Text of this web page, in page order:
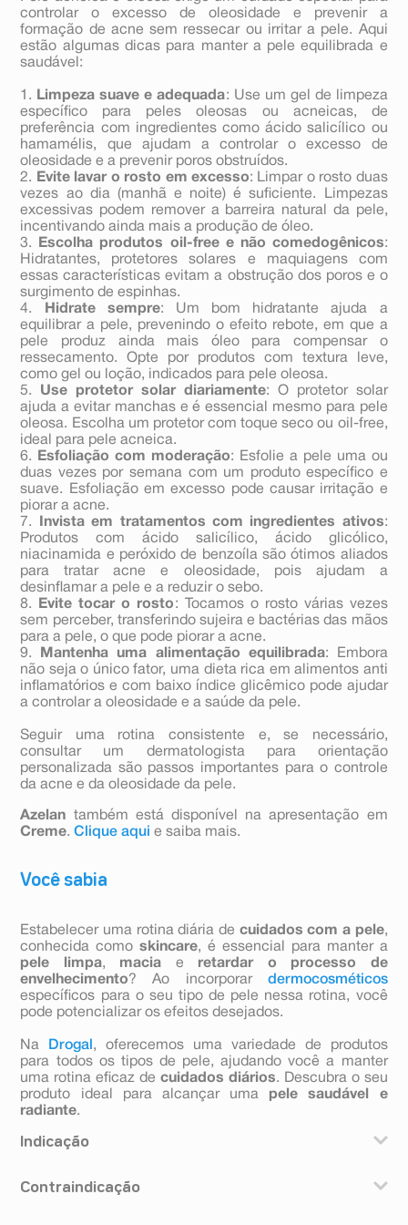
controlar o excesso de oleosidade e prevenir a
formação de acne sem ressecar ou irritar a pele. Aqui
estão algumas dicas para manter a pele equilibrada e
saudável:
1. Limpeza suave e adequada: Use um gel de limpeza
específico para peles oleosas ou acneicas, de
preferência com ingredientes como ácido salicílico ou
hamamélis, que ajudam a controlar o excesso de
oleosidade e a prevenir poros obstruídos.
2.
Evite lavar o rosto em excesso: Limpar o rosto duas
vezes ao dia (manhã e noite) é suficiente. Limpezas
excessivas podem remover a barreira natural da pele,
incentivando ainda mais a produção de óleo.
3.
Escolha produtos oil-free e não comedogênicos:
Hidratantes, protetores solares e maquiagens com
essas características evitam a obstrução dos poros e o
surgimento de espinhas.
4.
Hidrate sempre: Um bom hidratante ajuda a
equilibrar a pele, prevenindo o efeito rebote, em que a
pele produz ainda mais óleo para compensar o
ressecamento. Opte por produtos com textura leve,
como gel ou loção, indicados para pele oleosa.
5. Use protetor solar diariamente: O protetor solar
ajuda a evitar manchas e é essencial mesmo para pele
oleosa. Escolha um protetor com toque seco ou oil-free,
ideal para pele acneica.
6.
Esfoliação com moderação: Esfolie a pele uma ou
duas vezes por semana com um produto específico e
suave. Esfoliação em excesso pode causar irritação e
piorar a acne.
7.
Invista em tratamentos com ingredientes ativos:
Produtos com ácido salicílico, ácido glicólico,
niacinamida e peróxido de benzoíla são ótimos aliados
para tratar acne e oleosidade, pois ajudam a
desinflamar a pele e a reduzir o sebo.
8.
Evite tocar o rosto : Tocamos o rosto várias vezes
sem perceber, transferindo sujeira e bactérias das mãos
para a pele, o que pode piorar a acne.
9.
Mantenha uma alimentação equilibrada: Embora
não seja o único fator, uma dieta rica em alimentos anti
inflamatórios e com baixo índice glicêmico pode ajudar
a controlar a oleosidade e a saúde da pele.
Seguir uma rotina consistente e, se necessário,
consultar um dermatologista para orientação
personalizada são passos importantes para o controle
da acne e da oleosidade da pele.
Azelan também está disponível na apresentação em
Creme.Clique aqui e saiba mais.
Você sabia
Estabelecer uma rotina diária de cuidados com a pele,
conhecida comoskincare, é essencial para manter a
pele limpa, macia e retardar o processo de
envelhecimento? Ao incorporar dermocosméticos
específicos para o seu tipo de pele nessa rotina, você
pode potencializar os efeitos desejados.
Na Drogal , oferecemos uma variedade de produtos
para todos os tipos de pele, ajudando você a manter
uma rotina eficaz de cuidados diários. Descubra o seu
produto ideal para alcançar uma pele saudável e
radiante.
Indicação
rosácea papulopustulosa, uma doença da pele do tipo
Contraindicação